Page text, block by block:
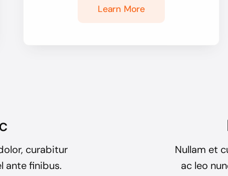
Learn More
curabitur
ante finibus.
Nullam et
ac leo